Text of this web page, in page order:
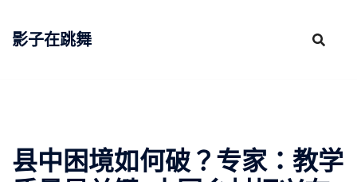
影子在跳舞
县中困境如何破？专家：教学